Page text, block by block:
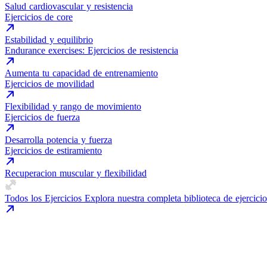
Salud cardiovascular y resistencia
Ejercicios de core
Estabilidad y equilibrio
Endurance exercises: Ejercicios de resistencia
Aumenta tu capacidad de entrenamiento
Ejercicios de movilidad
Flexibilidad y rango de movimiento
Ejercicios de fuerza
Desarrolla potencia y fuerza
Ejercicios de estiramiento
Recuperacion muscular y flexibilidad
Todos los Ejercicios Explora nuestra completa biblioteca de